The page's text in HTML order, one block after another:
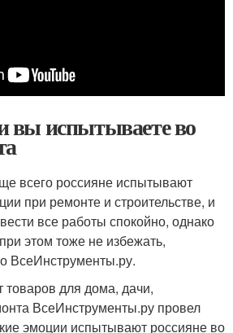
вы испытываете во
всего россияне испытывают
при ремонте и строительстве, и
все работы спокойно, однако
этом тоже не избежать,
товаров для дома, дачи,
ВсеИнструменты.ру провел
эмоции испытывают россияне во